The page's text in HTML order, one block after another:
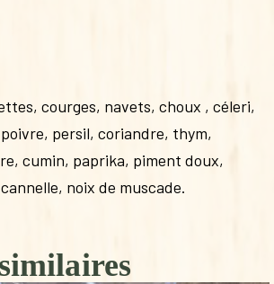
courges, navets, choux , céleri,
persil, coriandre, thym,
cumin, paprika, piment doux,
noix de muscade.